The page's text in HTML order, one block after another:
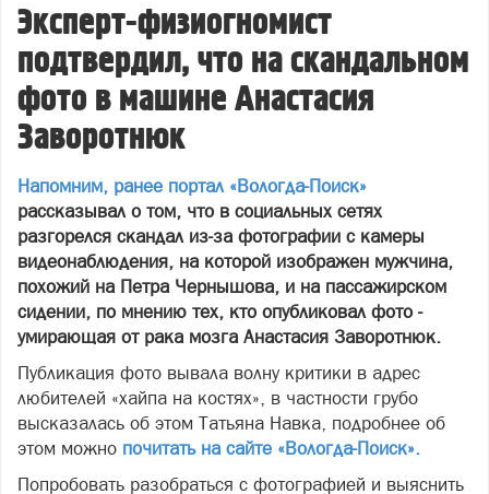
Эксперт-физиогномист
подтвердил, что на скандальном
фото в машине Анастасия
Заворотнюк
Напомним, ранее портал «Вологда-Поиск»
рассказывал о том, что в социальных сетях
разгорелся скандал из-за фотографии с камеры
видеонаблюдения, на которой изображен мужчина,
похожий на Петра Чернышова, и на пассажирском
сидении, по мнению тех, кто опубликовал фото -
умирающая от рака мозга Анастасия Заворотнюк.
Публикация фото вывала волну критики в адрес
любителей «хайпа на костях», в частности грубо
высказалась об этом Татьяна Навка, подробнее об
этом можно почитать на сайте «Вологда-Поиск».
Попробовать разобраться с фотографией и выяснить